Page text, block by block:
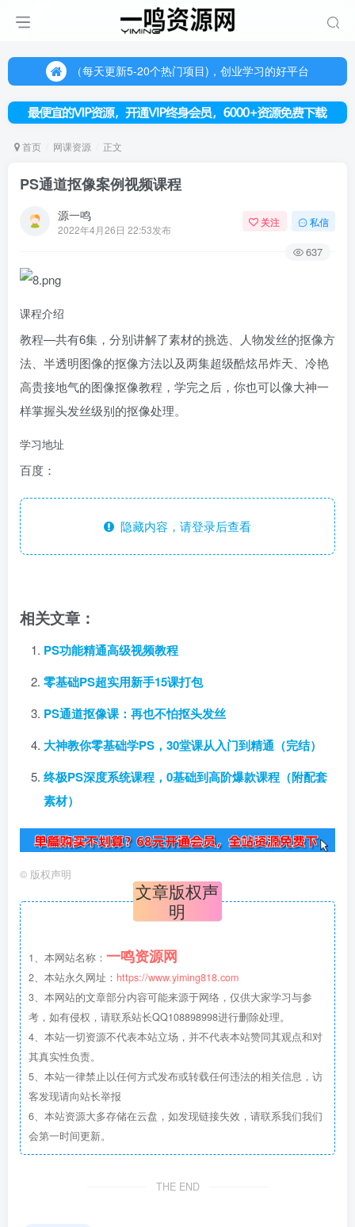
（每天更新5-20个热门项目)，创业学习的好平台
（每天更新5-20个热门项目)，创业学习的好平台
欢迎访问一鸣资源网，本站汇集数千网创课程和项目
首页 网课资源 正文
PS通道抠像案例视频课程
源一鸣
2022年4月26日 22:53发布
关注 私信
637
课程介绍
教程—共有6集，分别讲解了素材的挑选、人物发丝的抠像方
法、半透明图像的抠像方法以及两集超级酷炫吊炸天、冷艳
高贵接地气的图像抠像教程，学完之后，你也可以像大神一
样掌握头发丝级别的抠像处理。
学习地址
百度：
隐藏内容，请登录后查看
相关文章：
PS功能精通高级视频教程
零基础PS超实用新手15课打包
PS通道抠像课：再也不怕抠头发丝
大神教你零基础学PS，30堂课从入门到精通（完结）
终极PS深度系统课程，0基础到高阶爆款课程（附配套
素材）
© 版权声明
文章版权声
明
1、本网站名称： 一鸣资源网
2、本站永久网址： https://www.yiming818.com
3、本网站的文章部分内容可能来源于网络，仅供大家学习与参
考，如有侵权，请联系站长QQ108898998进行删除处理。
4、本站一切资源不代表本站立场，并不代表本站赞同其观点和对
其真实性负责。
5、本站一律禁止以任何方式发布或转载任何违法的相关信息，访
客发现请向站长举报
6、本站资源大多存储在云盘，如发现链接失效，请联系我们我们
会第一时间更新。
THE END